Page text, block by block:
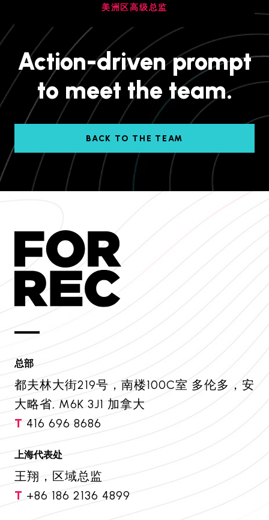
美洲区高级总监
Action-driven prompt
to meet the team.
BACK TO THE TEAM
总部
都夫林大街219号，南楼100C室 多伦多，安
大略省, M6K 3J1 加拿大
T 416 696 8686
上海代表处
王翔，区域总监
T +86 186 2136 4899